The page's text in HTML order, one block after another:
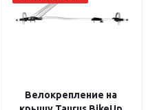
Велокрепление на